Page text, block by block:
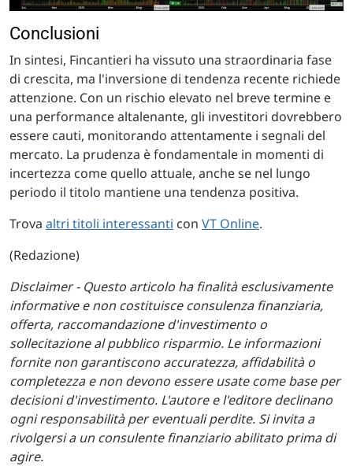
Conclusioni
In sintesi, Fincantieri ha vissuto una straordinaria fase
di crescita, ma l'inversione di tendenza recente richiede
attenzione. Con un rischio elevato nel breve termine e
una performance altalenante, gli investitori dovrebbero
essere cauti, monitorando attentamente i segnali del
mercato. La prudenza è fondamentale in momenti di
incertezza come quello attuale, anche se nel lungo
periodo il titolo mantiene una tendenza positiva.
Trova altri titoli interessanti con VT Online.
(Redazione)
Disclaimer - Questo articolo ha finalità esclusivamente
informative e non costituisce consulenza finanziaria,
offerta, raccomandazione d'investimento o
sollecitazione al pubblico risparmio. Le informazioni
fornite non garantiscono accuratezza, affidabilità o
completezza e non devono essere usate come base per
decisioni d'investimento. L'autore e l'editore declinano
ogni responsabilità per eventuali perdite. Si invita a
rivolgersi a un consulente finanziario abilitato prima di
agire.